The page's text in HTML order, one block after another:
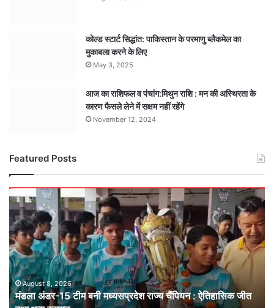
कोल्ड स्टार्ट सिद्धांत: पाकिस्तान के परमाणु ब्लैकमेल का
मुकाबला करने के लिए
May 3, 2025
आज का राशिफल व पंचांग:मिथुन राशि : मन की अस्थिरता के
कारण फैसले लेने में सक्षम नहीं रहेंगे
November 12, 2024
Featured Posts
अंडर-15
टीम
बनी
मध्यसप्रदेश
राज्य
चैंपियन
: ऐतिहासिक
जीत
August 8, 2026
मंडला अंडर-15 टीम बनी मध्यसप्रदेश राज्य चैंपियन : ऐतिहासिक जीत